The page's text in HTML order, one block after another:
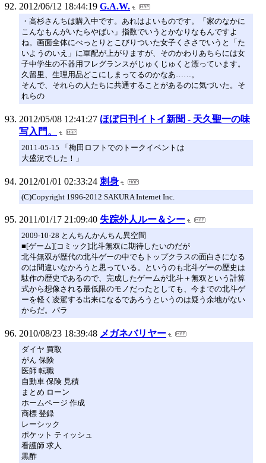
2012/06/12 18:44:19 G.A.W.
・高杉さんちは購入中です。あれはよいものです。「家のなかに
こんなもんがいたらやばい」指数でいうとかなりなもんですよ
ね。画面全体にべっとりとこびりついた女子くささでいうと「た
いようのいえ」に軍配が上がりますが、そのかわりあちらには女
子中学生の不器用フレグランスがじゅくじゅくと漂っています。
久留里、生理用品どこにしまってるのかなあ……。
そんで、それらの人たちに共通することがあるのに気づいた。そ
れらの
2012/05/08 12:41:27 ほぼ日刊イトイ新聞 - 天久聖一の味
写入門。
2011-05-15 「梅田ロフトでのトークイベントは
大盛況でした！」
2012/01/01 02:33:24 刺身
(C)Copyright 1996-2012 SAKURA Internet Inc.
2011/01/17 21:09:40 失踪外人ルー＆シー
2009-10-28 とんちんかんちん異空間
■[ゲーム][コミック]北斗無双に期待したいのだが
北斗無双が歴代の北斗ゲーの中でもトップクラスの面白さになる
のは間違いなかろうと思っている。というのも北斗ゲーの歴史は
駄作の歴史であるので、完成したゲームが北斗＋無双という計算
式から想像される最低限のモノだったとしても、今までの北斗ゲ
ーを軽く凌駕する出来になるであろうというのは疑う余地がない
からだ。バラ
2010/08/23 18:39:48 メガネバリヤー
ダイヤ 買取
がん 保険
医師 転職
自動車 保険 見積
まとめ ローン
ホームページ 作成
商標 登録
レーシック
ポケット ティッシュ
看護師 求人
黒酢